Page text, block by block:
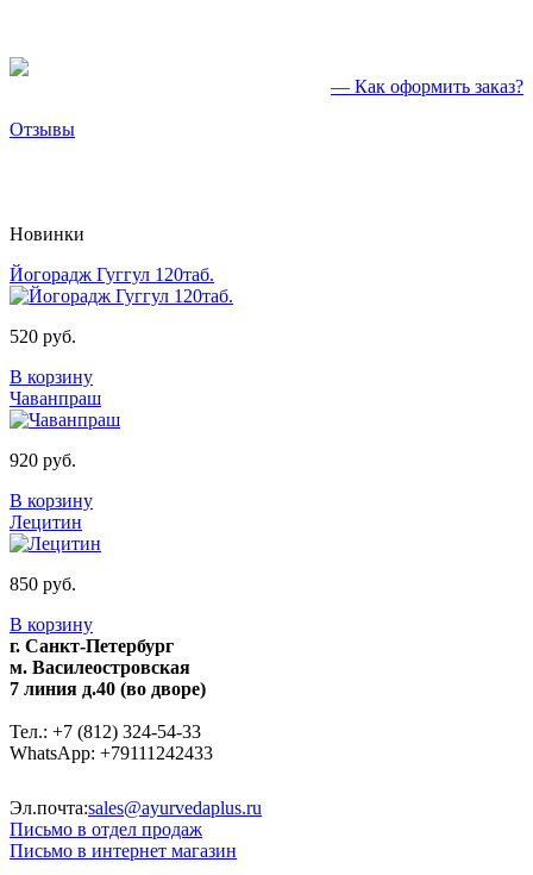
— Как оформить заказ?
Отзывы
Новинки
Йогорадж Гуггул 120таб.
520 руб.
В корзину
Чаванпраш
920 руб.
В корзину
Лецитин
850 руб.
В корзину
г. Санкт-Петербург
м. Василеостровская
7 линия д.40 (во дворе)
Тел.: +7 (812) 324-54-33
WhatsApp: +79111242433
Эл.почта:sales@ayurvedaplus.ru
Письмо в отдел продаж
Письмо в интернет магазин